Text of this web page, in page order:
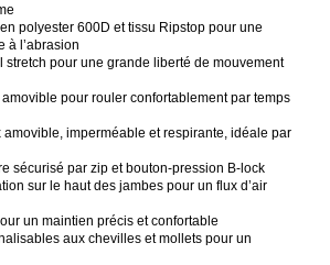
polyester 600D et tissu Ripstop pour une
à l’abrasion
stretch pour une grande liberté de mouvement
pour rouler confortablement par temps
amovible, imperméable et respirante, idéale par
sécurisé par zip et bouton-pression B-lock
sur le haut des jambes pour un flux d’air
un maintien précis et confortable
aux chevilles et mollets pour un